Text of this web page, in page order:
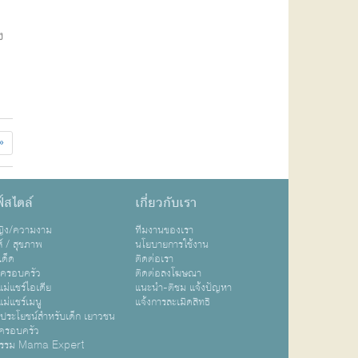
ไตล์
/ความงาม
/ สุขภาพ
ด็ด
รอบครัว
แชร์ไอเดีย
แชร์เมนู
ระโยชน์สำหรับเด็ก เยาวชน
รอบครัว
รม Mama Expert
เกี่ยวกับเรา
ทีมงานของเรา
นโยบายการใช้งาน
ติดต่อเรา
ติดต่อลงโฆษณา
แนะนำ-ติชม แจ้งปัญหา
แจ้งการละเมิดสิทธิ